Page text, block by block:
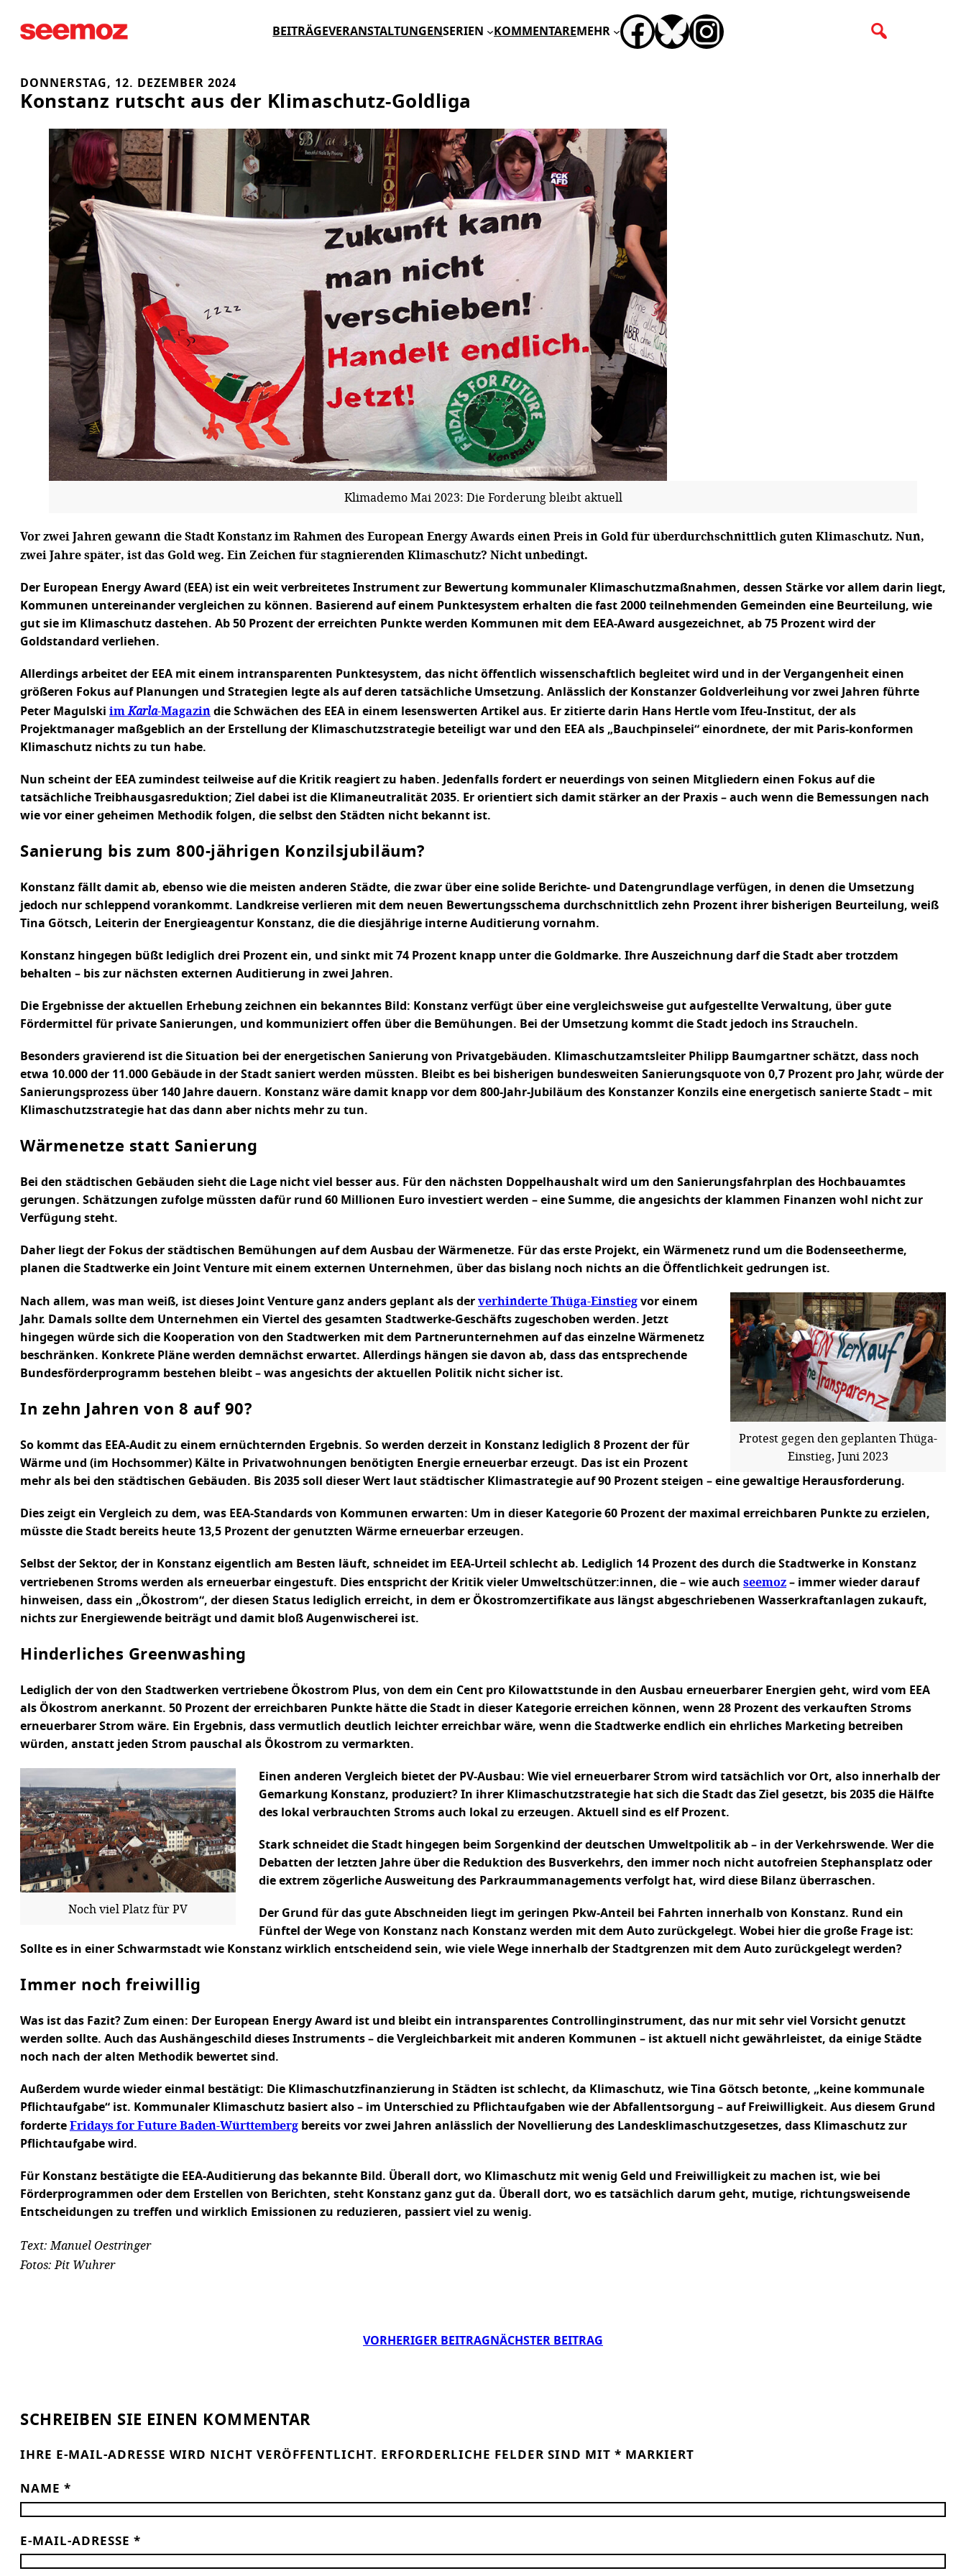
Inhalt
BEITRÄGEVERANSTALTUNGENSERIEN KOMMENTARE MEHR FACEBOOK
BLUESKYINSTAGRAM
DONNERSTAG, 12. DEZEMBER 2024
Konstanz rutscht aus der Klimaschutz-Goldliga
Klimademo Mai 2023: Die Forderung bleibt aktuell
Vor zwei Jahren gewann die Stadt Konstanz im Rahmen des European Energy Awards einen Preis in Gold für überdurchschnittlich guten Klimaschutz. Nun,
zwei Jahre später, ist das Gold weg. Ein Zeichen für stagnierenden Klimaschutz? Nicht unbedingt.
Der European Energy Award (EEA) ist ein weit verbreitetes Instrument zur Bewertung kommunaler Klimaschutzmaßnahmen, dessen Stärke vor allem darin liegt,
Kommunen untereinander vergleichen zu können. Basierend auf einem Punktesystem erhalten die fast 2000 teilnehmenden Gemeinden eine Beurteilung, wie
gut sie im Klimaschutz dastehen. Ab 50 Prozent der erreichten Punkte werden Kommunen mit dem EEA-Award ausgezeichnet, ab 75 Prozent wird der
Goldstandard verliehen.
Allerdings arbeitet der EEA mit einem intransparenten Punktesystem, das nicht öffentlich wissenschaftlich begleitet wird und in der Vergangenheit einen
größeren Fokus auf Planungen und Strategien legte als auf deren tatsächliche Umsetzung. Anlässlich der Konstanzer Goldverleihung vor zwei Jahren führte
Peter Magulski imKarla-Magazin die Schwächen des EEA in einem lesenswerten Artikel aus. Er zitierte darin Hans Hertle vom Ifeu-Institut, der als
Projektmanager maßgeblich an der Erstellung der Klimaschutzstrategie beteiligt war und den EEA als „Bauchpinselei“ einordnete, der mit Paris-konformen
Klimaschutz nichts zu tun habe.
Nun scheint der EEA zumindest teilweise auf die Kritik reagiert zu haben. Jedenfalls fordert er neuerdings von seinen Mitgliedern einen Fokus auf die
tatsächliche Treibhausgasreduktion; Ziel dabei ist die Klimaneutralität 2035. Er orientiert sich damit stärker an der Praxis – auch wenn die Bemessungen nach
wie vor einer geheimen Methodik folgen, die selbst den Städten nicht bekannt ist.
Sanierung bis zum 800-jährigen Konzilsjubiläum?
Konstanz fällt damit ab, ebenso wie die meisten anderen Städte, die zwar über eine solide Berichte- und Datengrundlage verfügen, in denen die Umsetzung
jedoch nur schleppend vorankommt. Landkreise verlieren mit dem neuen Bewertungsschema durchschnittlich zehn Prozent ihrer bisherigen Beurteilung, weiß
Tina Götsch, Leiterin der Energieagentur Konstanz, die die diesjährige interne Auditierung vornahm.
Konstanz hingegen büßt lediglich drei Prozent ein, und sinkt mit 74 Prozent knapp unter die Goldmarke. Ihre Auszeichnung darf die Stadt aber trotzdem
behalten – bis zur nächsten externen Auditierung in zwei Jahren.
Die Ergebnisse der aktuellen Erhebung zeichnen ein bekanntes Bild: Konstanz verfügt über eine vergleichsweise gut aufgestellte Verwaltung, über gute
Fördermittel für private Sanierungen, und kommuniziert offen über die Bemühungen. Bei der Umsetzung kommt die Stadt jedoch ins Straucheln.
Besonders gravierend ist die Situation bei der energetischen Sanierung von Privatgebäuden. Klimaschutzamtsleiter Philipp Baumgartner schätzt, dass noch
etwa 10.000 der 11.000 Gebäude in der Stadt saniert werden müssten. Bleibt es bei bisherigen bundesweiten Sanierungsquote von 0,7 Prozent pro Jahr, würde der
Sanierungsprozess über 140 Jahre dauern. Konstanz wäre damit knapp vor dem 800-Jahr-Jubiläum des Konstanzer Konzils eine energetisch sanierte Stadt – mit
Klimaschutzstrategie hat das dann aber nichts mehr zu tun.
Wärmenetze statt Sanierung
Bei den städtischen Gebäuden sieht die Lage nicht viel besser aus. Für den nächsten Doppelhaushalt wird um den Sanierungsfahrplan des Hochbauamtes
gerungen. Schätzungen zufolge müssten dafür rund 60 Millionen Euro investiert werden – eine Summe, die angesichts der klammen Finanzen wohl nicht zur
Verfügung steht.
Daher liegt der Fokus der städtischen Bemühungen auf dem Ausbau der Wärmenetze. Für das erste Projekt, ein Wärmenetz rund um die Bodenseetherme,
planen die Stadtwerke ein Joint Venture mit einem externen Unternehmen, über das bislang noch nichts an die Öffentlichkeit gedrungen ist.
Protest gegen den geplanten Thüga-
Einstieg, Juni 2023
Nach allem, was man weiß, ist dieses Joint Venture ganz anders geplant als der verhinderte Thüga-Einstieg vor einem
Jahr. Damals sollte dem Unternehmen ein Viertel des gesamten Stadtwerke-Geschäfts zugeschoben werden. Jetzt
hingegen würde sich die Kooperation von den Stadtwerken mit dem Partnerunternehmen auf das einzelne Wärmenetz
beschränken. Konkrete Pläne werden demnächst erwartet. Allerdings hängen sie davon ab, dass das entsprechende
Bundesförderprogramm bestehen bleibt – was angesichts der aktuellen Politik nicht sicher ist.
In zehn Jahren von 8 auf 90?
So kommt das EEA-Audit zu einem ernüchternden Ergebnis. So werden derzeit in Konstanz lediglich 8 Prozent der für
Wärme und (im Hochsommer) Kälte in Privatwohnungen benötigten Energie erneuerbar erzeugt. Das ist ein Prozent
mehr als bei den städtischen Gebäuden. Bis 2035 soll dieser Wert laut städtischer Klimastrategie auf 90 Prozent steigen – eine gewaltige Herausforderung.
Dies zeigt ein Vergleich zu dem, was EEA-Standards von Kommunen erwarten: Um in dieser Kategorie 60 Prozent der maximal erreichbaren Punkte zu erzielen,
müsste die Stadt bereits heute 13,5 Prozent der genutzten Wärme erneuerbar erzeugen.
Selbst der Sektor, der in Konstanz eigentlich am Besten läuft, schneidet im EEA-Urteil schlecht ab. Lediglich 14 Prozent des durch die Stadtwerke in Konstanz
vertriebenen Stroms werden als erneuerbar eingestuft. Dies entspricht der Kritik vieler Umweltschützer:innen, die – wie auch seemoz – immer wieder darauf
hinweisen, dass ein „Ökostrom“, der diesen Status lediglich erreicht, in dem er Ökostromzertifikate aus längst abgeschriebenen Wasserkraftanlagen zukauft,
nichts zur Energiewende beiträgt und damit bloß Augenwischerei ist.
Hinderliches Greenwashing
Lediglich der von den Stadtwerken vertriebene Ökostrom Plus, von dem ein Cent pro Kilowattstunde in den Ausbau erneuerbarer Energien geht, wird vom EEA
als Ökostrom anerkannt. 50 Prozent der erreichbaren Punkte hätte die Stadt in dieser Kategorie erreichen können, wenn 28 Prozent des verkauften Stroms
erneuerbarer Strom wäre. Ein Ergebnis, dass vermutlich deutlich leichter erreichbar wäre, wenn die Stadtwerke endlich ein ehrliches Marketing betreiben
würden, anstatt jeden Strom pauschal als Ökostrom zu vermarkten.
Noch viel Platz für PV
Einen anderen Vergleich bietet der PV-Ausbau: Wie viel erneuerbarer Strom wird tatsächlich vor Ort, also innerhalb der
Gemarkung Konstanz, produziert? In ihrer Klimaschutzstrategie hat sich die Stadt das Ziel gesetzt, bis 2035 die Hälfte
des lokal verbrauchten Stroms auch lokal zu erzeugen. Aktuell sind es elf Prozent.
Stark schneidet die Stadt hingegen beim Sorgenkind der deutschen Umweltpolitik ab – in der Verkehrswende. Wer die
Debatten der letzten Jahre über die Reduktion des Busverkehrs, den immer noch nicht autofreien Stephansplatz oder
die extrem zögerliche Ausweitung des Parkraummanagements verfolgt hat, wird diese Bilanz überraschen.
Der Grund für das gute Abschneiden liegt im geringen Pkw-Anteil bei Fahrten innerhalb von Konstanz. Rund ein
Fünftel der Wege von Konstanz nach Konstanz werden mit dem Auto zurückgelegt. Wobei hier die große Frage ist:
Sollte es in einer Schwarmstadt wie Konstanz wirklich entscheidend sein, wie viele Wege innerhalb der Stadtgrenzen mit dem Auto zurückgelegt werden?
Immer noch freiwillig
Was ist das Fazit? Zum einen: Der European Energy Award ist und bleibt ein intransparentes Controllinginstrument, das nur mit sehr viel Vorsicht genutzt
werden sollte. Auch das Aushängeschild dieses Instruments – die Vergleichbarkeit mit anderen Kommunen – ist aktuell nicht gewährleistet, da einige Städte
noch nach der alten Methodik bewertet sind.
Außerdem wurde wieder einmal bestätigt: Die Klimaschutzfinanzierung in Städten ist schlecht, da Klimaschutz, wie Tina Götsch betonte, „keine kommunale
Pflichtaufgabe“ ist. Kommunaler Klimaschutz basiert also – im Unterschied zu Pflichtaufgaben wie der Abfallentsorgung – auf Freiwilligkeit. Aus diesem Grund
forderte Fridays for Future Baden-Württemberg bereits vor zwei Jahren anlässlich der Novellierung des Landesklimaschutzgesetzes, dass Klimaschutz zur
Pflichtaufgabe wird.
Für Konstanz bestätigte die EEA-Auditierung das bekannte Bild. Überall dort, wo Klimaschutz mit wenig Geld und Freiwilligkeit zu machen ist, wie bei
Förderprogrammen oder dem Erstellen von Berichten, steht Konstanz ganz gut da. Überall dort, wo es tatsächlich darum geht, mutige, richtungsweisende
Entscheidungen zu treffen und wirklich Emissionen zu reduzieren, passiert viel zu wenig.
Text: Manuel Oestringer
Fotos: Pit Wuhrer
VORHERIGER BEITRAG NÄCHSTER BEITRAG
SCHREIBEN SIE EINEN KOMMENTAR
IHRE E-MAIL-ADRESSE WIRD NICHT VERÖFFENTLICHT. ERFORDERLICHE FELDER SIND MIT * MARKIERT
NAME *
E-MAIL-ADRESSE *